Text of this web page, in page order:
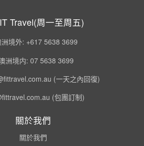
Travel(周一至周五)
境外: +617 5638 3699
洲境内: 07 5638 3699
(一天之內回復)
(包團訂制)
關於我們
關於我們